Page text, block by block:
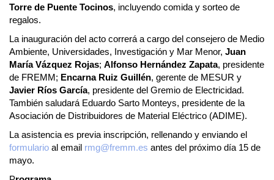
Torre de Puente Tocinos, incluyendo comida y sorteo de
regalos.
La inauguración del acto correrá a cargo del consejero de Medio
Ambiente, Universidades, Investigación y Mar Menor, Juan
María Vázquez Rojas; Alfonso Hernández Zapata, presidente
de FREMM; Encarna Ruiz Guillén, gerente de MESUR y
Javier Ríos García, presidente del Gremio de Electricidad.
También saludará Eduardo Sarto Monteys, presidente de la
Asociación de Distribuidores de Material Eléctrico (ADIME).
La asistencia es previa inscripción, rellenando y enviando el
formulario al email rmg@fremm.es antes del próximo día 15 de
mayo.